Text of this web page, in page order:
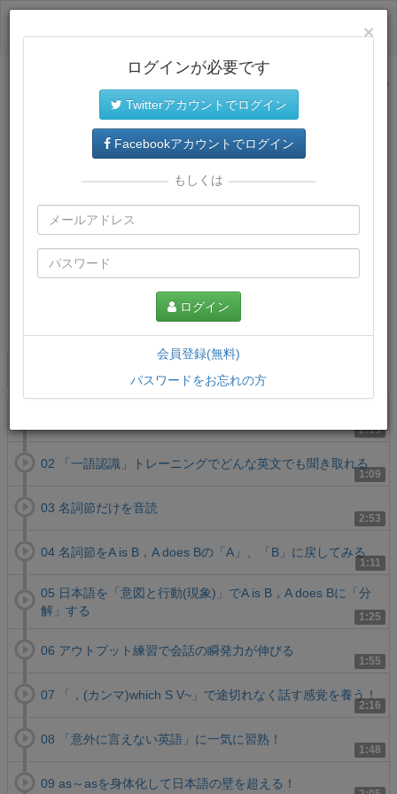
サイトトップに戻る
2:13
1:09
02 「一語認識」トレーニングでどんな英文でも聞き取れる
2:53
03 名詞節だけを音読
1:11
04 名詞節をA is B，A does Bの「A」、「B」に戻してみる
1:25
05 日本語を「意図と行動(現象)」でA is B，A does Bに「分
解」する
1:55
06 アウトプット練習で会話の瞬発力が伸びる
2:16
07 「，(カンマ)which S V~」で途切れなく話す感覚を養う！
1:48
08 「意外に言えない英語」に一気に習熟！
09 as～asを身体化して日本語の壁を超える！
×
ログインが必要です
Twitterアカウントでログイン
Facebookアカウントでログイン
もしくは
ログイン
会員登録(無料)
パスワードをお忘れの方